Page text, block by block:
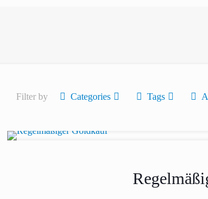
Filter by Categories Tags